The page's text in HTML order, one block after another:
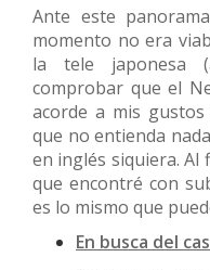
Ante este
momento no era
la tele japonesa
comprobar que el
acorde a mis
que no entienda
en inglés siquiera. Al
que encontré con
es lo mismo que
En busca del